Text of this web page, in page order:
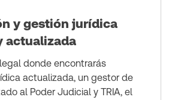
y gestión jurídica
actualizada
donde encontrarás
actualizada, un gestor de
al Poder Judicial y TRIA, el